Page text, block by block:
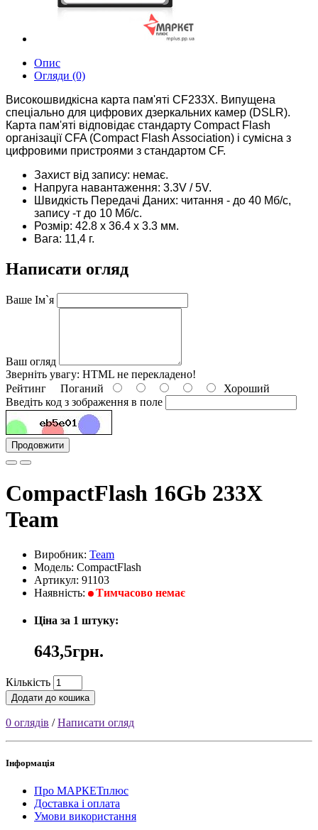
Опис
Огляди (0)
Високошвидкісна карта пам'яті CF233X. Випущена
спеціально для цифрових дзеркальних камер (DSLR).
Карта пам'яті відповідає стандарту Compact Flash
організації CFA (Compact Flash Association) і сумісна з
цифровими пристроями з стандартом CF.
Захист від запису: немає.
Напруга навантаження: 3.3V / 5V.
Швидкість Передачі Даних: читання - до 40 Мб/с,
запису -т до 10 Мб/с.
Розмір: 42.8 x 36.4 x 3.3 мм.
Вага: 11,4 г.
Написати огляд
Ваше Ім`я
Ваш огляд
Зверніть увагу: HTML не перекладено!
Рейтинг Поганий
Хороший
Введіть код з зображення в поле
Продовжити
CompactFlash 16Gb 233X
Team
Виробник: Team
Модель: CompactFlash
Артикул: 91103
Наявність:
Тимчасово немає
Ціна за 1 штуку:
643,5грн.
Кількість
Додати до кошика
0 оглядів /Написати огляд
Інформація
Про МАРКЕТплюс
Доставка і оплата
Умови використання